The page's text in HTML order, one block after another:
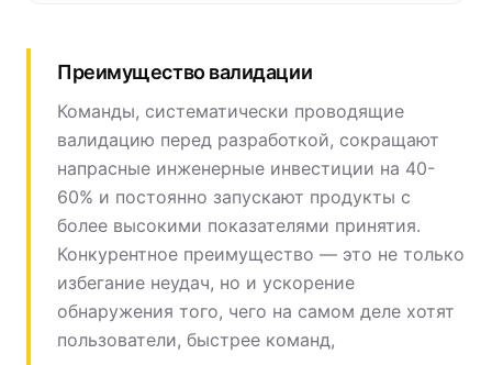
Преимущество валидации
Команды, систематически проводящие
валидацию перед разработкой, сокращают
напрасные инженерные инвестиции на 40-
60% и постоянно запускают продукты с
более высокими показателями принятия.
Конкурентное преимущество — это не только
избегание неудач, но и ускорение
обнаружения того, чего на самом деле хотят
пользователи, быстрее команд,